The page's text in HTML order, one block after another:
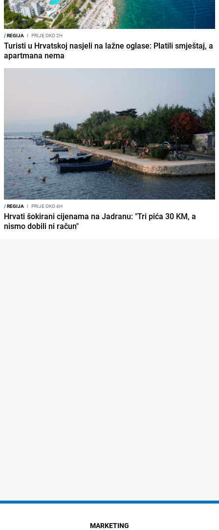
/REGIJA I PRIJE OKO 2H
Turisti u Hrvatskoj nasjeli na lažne oglase: Platili smještaj, a
apartmana nema
/REGIJA I PRIJE OKO 4H
Hrvati šokirani cijenama na Jadranu: "Tri pića 30 KM, a
nismo dobili ni račun"
MARKETING